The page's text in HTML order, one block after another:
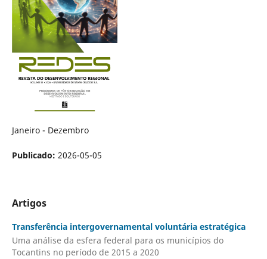
Janeiro - Dezembro
Publicado: 2026-05-05
Artigos
Transferência intergovernamental voluntária estratégica
Uma análise da esfera federal para os municípios do
Tocantins no período de 2015 a 2020